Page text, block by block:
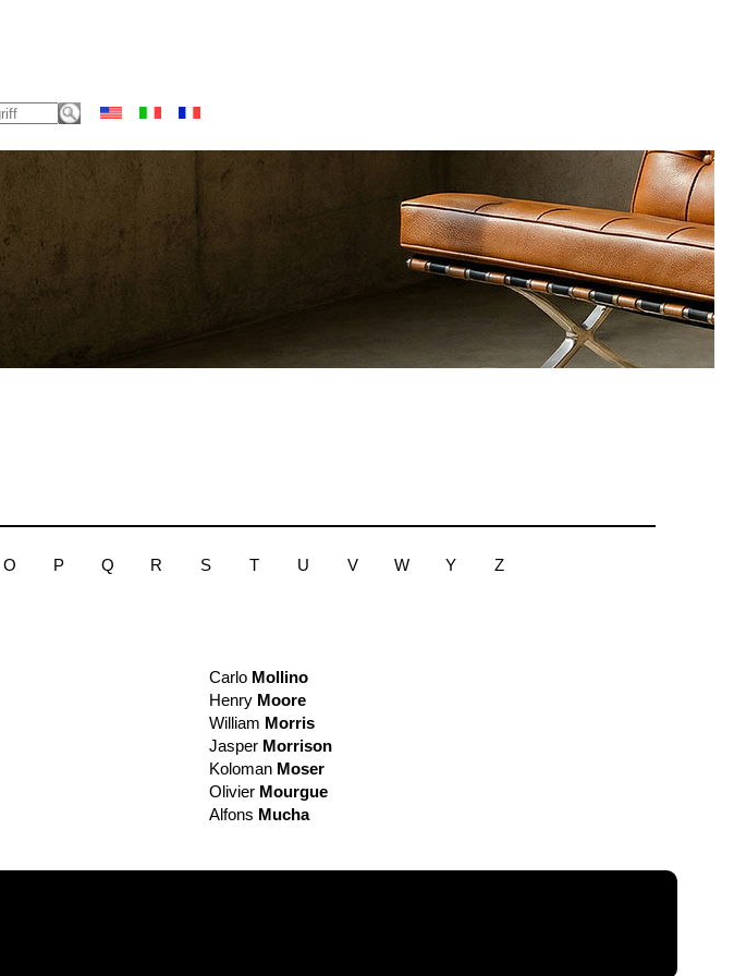
O P Q R S T U V W Y Z
Carlo Mollino
Henry Moore
William Morris
Jasper Morrison
Koloman Moser
Olivier Mourgue
Alfons Mucha